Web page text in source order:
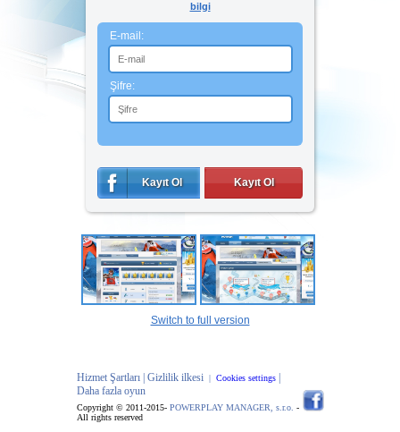
bilgi
E-mail:
Şifre:
Kayıt Ol Kayıt Ol
Switch to full version
Hizmet Şartları | Gizlilik ilkesi| Cookies settings
Daha fazla oyun
Copyright © 2011-2015- POWERPLAY MANAGER, s.r.o. -
All rights reserved